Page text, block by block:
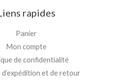
rapides
Panier
Mon compte
de confidentialité
et de retour